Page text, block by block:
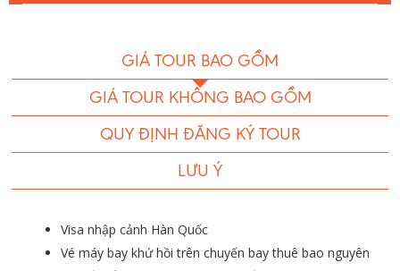
GIÁ TOUR BAO GỒM
GIÁ TOUR KHÔNG BAO GỒM
QUY ĐỊNH ĐĂNG KÝ TOUR
LƯU Ý
Visa nhập cảnh Hàn Quốc
Vé máy bay khứ hồi trên chuyến bay thuê bao nguyên